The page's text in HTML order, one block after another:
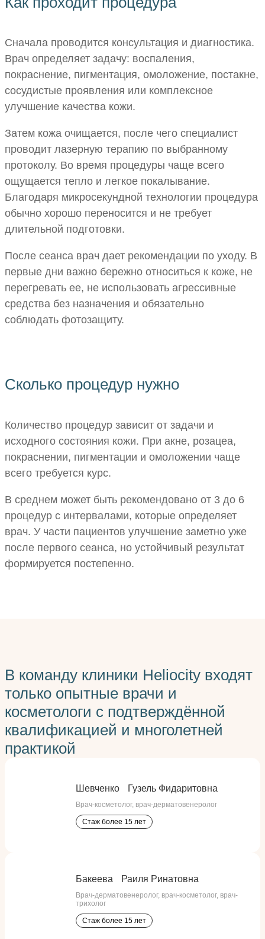
Сначала проводится консультация и диагностика.
Врач определяет задачу: воспаления,
покраснение, пигментация, омоложение, постакне,
сосудистые проявления или комплексное
улучшение качества кожи.
Затем кожа очищается, после чего специалист
проводит лазерную терапию по выбранному
протоколу. Во время процедуры чаще всего
ощущается тепло и легкое покалывание.
Благодаря микросекундной технологии процедура
обычно хорошо переносится и не требует
длительной подготовки.
После сеанса врач дает рекомендации по уходу. В
первые дни важно бережно относиться к коже, не
перегревать ее, не использовать агрессивные
средства без назначения и обязательно
соблюдать фотозащиту.
Сколько процедур нужно
Количество процедур зависит от задачи и
исходного состояния кожи. При акне, розацеа,
покраснении, пигментации и омоложении чаще
всего требуется курс.
В среднем может быть рекомендовано от 3 до 6
процедур с интервалами, которые определяет
врач. У части пациентов улучшение заметно уже
после первого сеанса, но устойчивый результат
формируется постепенно.
В команду клиники Heliocity входят
только опытные врачи и
косметологи с подтверждённой
квалификацией и многолетней
практикой
более 15 лет
Врач-косметолог, врач-дерматовенеролог
Шевченко Гузель Фидаритовна
более 15 лет
Врач-дерматовенеролог, врач-косметолог, врач-
трихолог
Бакеева Раиля Ринатовна